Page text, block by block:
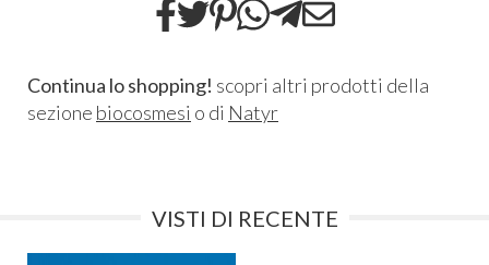
Continua lo shopping! scopri altri prodotti della
sezione biocosmesi o di Natyr
VISTI DI RECENTE